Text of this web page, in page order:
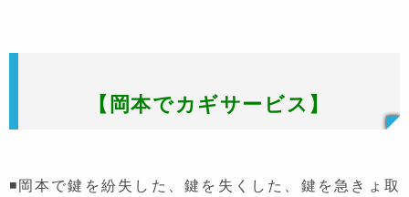
【岡本でカギサービス】
◾岡本で鍵を紛失した、鍵を失くした、鍵を急きょ取